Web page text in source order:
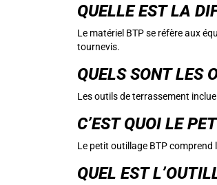
QUELLE EST LA
Le matériel BTP se réfère aux
tournevis.
QUELS SONT LES
Les outils de terrassement
C’EST QUOI LE
Le petit outillage BTP comprend
QUEL EST